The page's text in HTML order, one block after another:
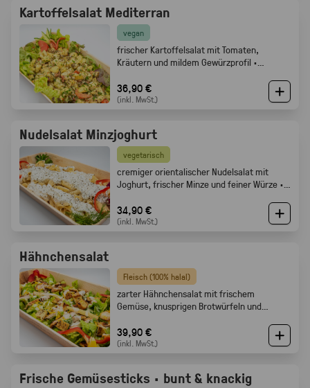
Kartoffelsalat Mediterran
vegan
frischer Kartoffelsalat mit Tomaten,
Kräutern und mildem Gewürzprofil ·
36,90 €
(inkl. MwSt.)
Nudelsalat Minzjoghurt
vegetarisch
cremiger orientalischer Nudelsalat mit
Joghurt, frischer Minze und feiner Würze ·
34,90 €
(inkl. MwSt.)
Hähnchensalat
Fleisch (100% halal)
zarter Hähnchensalat mit frischem
Gemüse, knusprigen Brotwürfeln und
39,90 €
(inkl. MwSt.)
Frische Gemüsesticks · bunt & knackig